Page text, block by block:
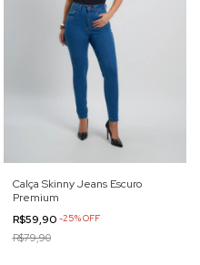
Calça Skinny Jeans Escuro
Premium
R$59,90 -25%OFF
R$79,90